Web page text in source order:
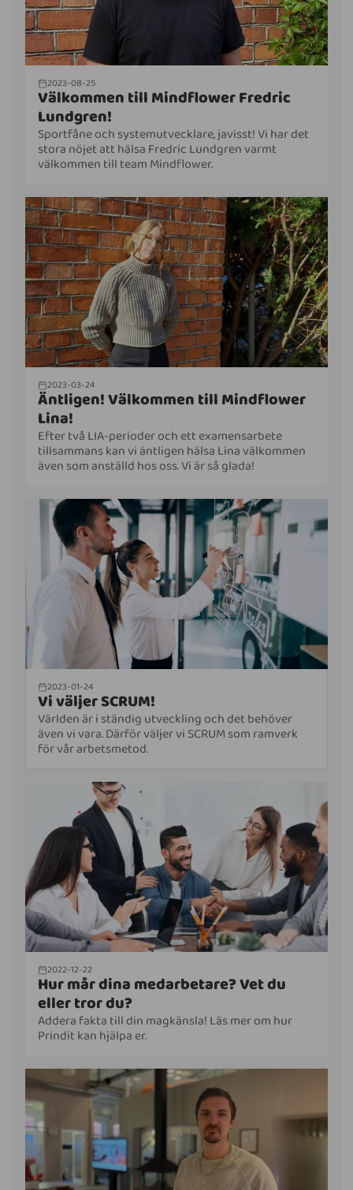
2023-08-25
Välkommen till Mindflower Fredric
Lundgren!
Sportfåne och systemutvecklare, javisst! Vi har det
stora nöjet att hälsa Fredric Lundgren varmt
välkommen till team Mindflower.
2023-03-24
Äntligen! Välkommen till Mindflower
Lina!
Efter två LIA-perioder och ett examensarbete
tillsammans kan vi äntligen hälsa Lina välkommen
även som anställd hos oss. Vi är så glada!
2023-01-24
Vi väljer SCRUM!
Världen är i ständig utveckling och det behöver
även vi vara. Därför väljer vi SCRUM som ramverk
för vår arbetsmetod.
2022-12-22
Hur mår dina medarbetare? Vet du
eller tror du?
Addera fakta till din magkänsla! Läs mer om hur
Prindit kan hjälpa er.